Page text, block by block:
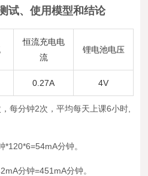
试、使用模型和结论
恒流充电电
流
锂电池电压
0.27A 4V
每分钟2次，平均每天上课6小时,
*120*6=54mA分钟。
分钟=451mA分钟。